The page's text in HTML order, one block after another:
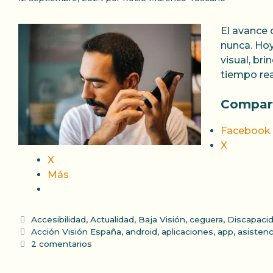
El avance
nunca.
visual,
tiempo
Facebook
X
X
Más
Categorías
Accesibilidad,Actualidad, Baja Visión,ceguera,
Etiquetas
Acción Visión España,android,aplicaciones,app,
2 comentarios